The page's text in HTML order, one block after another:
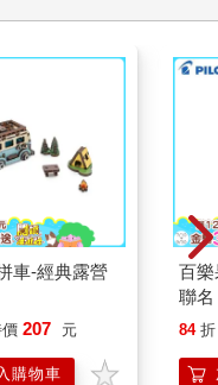
車-經典露營
207 元
購物車
百
聯
84 折